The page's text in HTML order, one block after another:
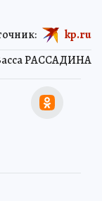
РАССАДИНА
kp.ru